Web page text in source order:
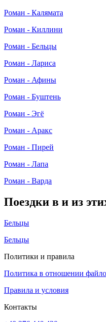
Роман - Калямата
Роман - Киллини
Роман - Бельцы
Роман - Лариса
Роман - Афины
Роман - Буштень
Роман - Эгё
Роман - Аракс
Роман - Пирей
Роман - Лапа
Роман - Варда
Поездки в и из
Бельцы
Бельцы
Политики и правила
Политика в отношении
Правила и условия
Контакты